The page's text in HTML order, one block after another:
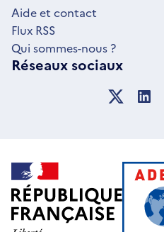
Aide et contact
Flux RSS
Qui sommes-nous ?
Réseaux sociaux